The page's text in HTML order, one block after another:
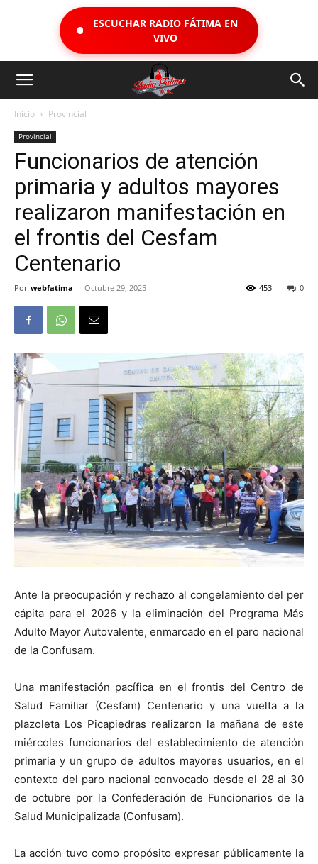
ESCUCHAR RADIO FÁTIMA EN
VIVO
Inicio Provincial
Provincial
Funcionarios de atención
primaria y adultos mayores
realizaron manifestación en
el frontis del Cesfam
Centenario
Por webfatima - Octubre 29, 2025 0
453
Ante la preocupación y rechazo al congelamiento del per
cápita para el 2026 y la eliminación del Programa Más
Adulto Mayor Autovalente, enmarcado en el paro nacional
de la Confusam.
Una manifestación pacífica en el frontis del Centro de
Salud Familiar (Cesfam) Centenario y una vuelta a la
plazoleta Los Picapiedras realizaron la mañana de este
miércoles funcionarios del establecimiento de atención
primaria y un grupo de adultos mayores usuarios, en el
contexto del paro nacional convocado desde el 28 al 30
de octubre por la Confederación de Funcionarios de la
Salud Municipalizada (Confusam).
La acción tuvo como propósito expresar públicamente la